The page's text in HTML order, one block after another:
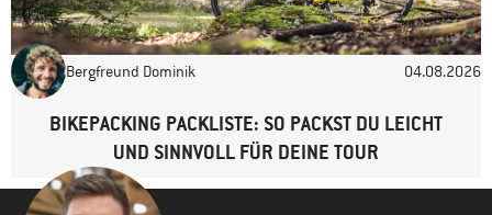
Hinzufügens scheint ja keine Ausnahme zu sein! Ich würde lieber
mal ein paar Stunden länger auf mein Paket warten...
AntwortenBergfreund Dominik 04.08.2026
BIKEPACKING PACKLISTE: SO PACKST DU LEICHT
UND SINNVOLL FÜR DEINE TOUR